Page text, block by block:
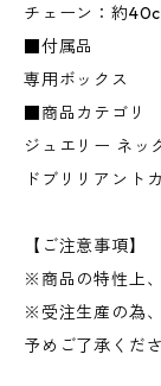
チェーン：約
■付属品
専用ボックス
■商品カテゴリ
ジュエリー ネッ
ドブリリアント
【ご注意事項】
※商品の特性上
※受注生産の為
予めご了承くださ